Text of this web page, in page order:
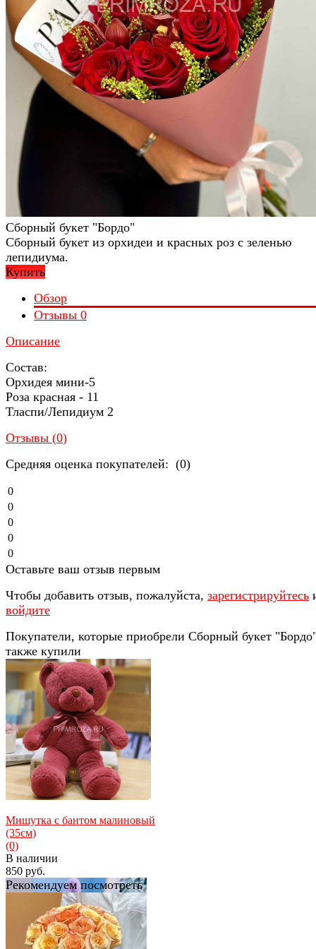
Сборный букет "Бордо"
Сборный букет из орхидеи и красных роз с зеленью
лепидиума.
Купить
Обзор
Отзывы 0
Описание
Состав:
Орхидея мини-5
Роза красная - 11
Тласпи/Лепидиум 2
Отзывы (0)
Средняя оценка покупателей: (0)
0
0
0
0
0
Оставьте ваш отзыв первым
Чтобы добавить отзыв, пожалуйста, зарегистрируйтесь
войдите
Покупатели, которые приобрели Сборный букет
также купили
Мишутка с бантом малиновый
(35см)
(0)
В наличии
850 руб.
Рекомендуем посмотреть